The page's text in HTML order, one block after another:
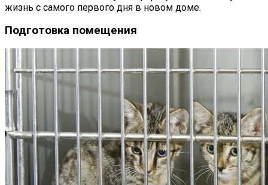
жизнь с самого первого дня в новом доме.
Подготовка помещения